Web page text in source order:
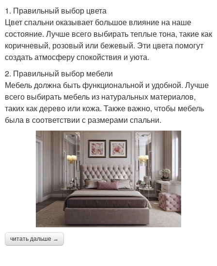
1. Правильный выбор цвета
Цвет спальни оказывает большое влияние на наше
состояние. Лучше всего выбирать теплые тона, такие как
коричневый, розовый или бежевый. Эти цвета помогут
создать атмосферу спокойствия и уюта.
2. Правильный выбор мебели
Мебель должна быть функциональной и удобной. Лучше
всего выбирать мебель из натуральных материалов,
таких как дерево или кожа. Также важно, чтобы мебель
была в соответствии с размерами спальни.
читать дальше →